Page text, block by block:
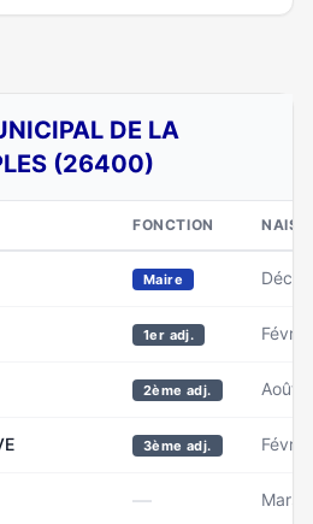
DE LA
(26400)
FONCTION
Maire
1er adj.
2ème adj. Août
3ème adj.
— Mars